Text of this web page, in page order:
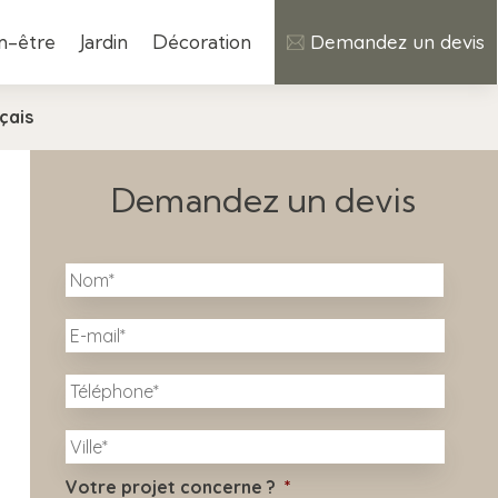
être Jardin Décoration Demandez un devis
Demandez un devis
N
o
m
*
Nom
E
-
a
i
l
*
T
é
é
p
h
V
Votre projet concerne ? *